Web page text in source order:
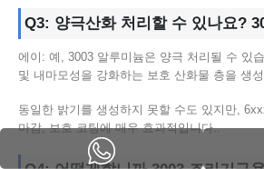
Q3: 양극산화 처리할 수 있나요?
에이: 예, 3003 알루미늄은 양극 처리될 수 있
및 내마모성을 강화하는 보호 산화물 층을 생성
동일한 밝기를 생성하지 못할 수도 있지만,
마감, 보호 코팅에 매우 효과적입니다..